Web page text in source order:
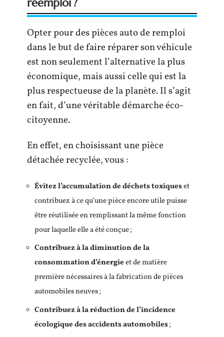
Opter pour des pièces auto de remploi
dans le but de faire réparer son véhicule
est non seulement l’alternative la plus
économique, mais aussi celle qui est la
plus respectueuse de la planète. Il s’agit
en fait, d’une véritable démarche éco-
citoyenne.
En effet, en choisissant une pièce
détachée recyclée, vous :
Évitez l’accumulation de déchets toxiqueset
contribuez à ce qu’une pièce encore utile puisse
être réutilisée en remplissant la même fonction
pour laquelle elle a été conçue ;
Contribuez à la diminution de la
consommation d’énergieet de matière
première nécessaires à la fabrication de pièces
automobiles neuves ;
Contribuez à la réduction de l’incidence
écologique des accidents automobiles;